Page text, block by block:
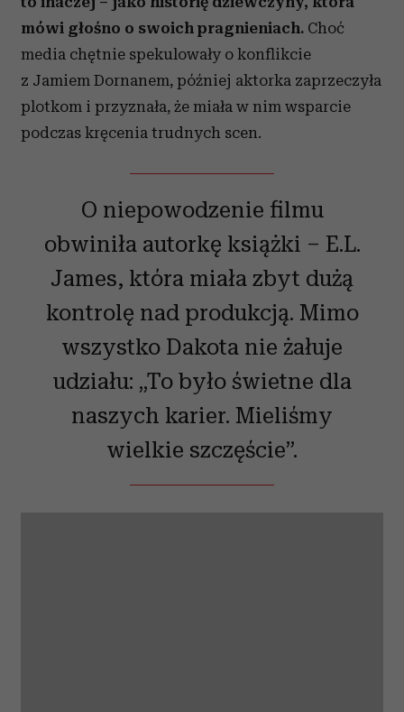
mówi głośno o swoich pragnieniach. Choć
media chętnie spekulowały o konflikcie
z Jamiem Dornanem, później aktorka zaprzeczyła
plotkom i przyznała, że miała w nim wsparcie
podczas kręcenia trudnych scen.
O niepowodzenie filmu
obwiniła autorkę książki – E.L.
James, która miała zbyt dużą
kontrolę nad produkcją. Mimo
wszystko Dakota nie żałuje
udziału: „To było świetne dla
naszych karier. Mieliśmy
wielkie szczęście”.